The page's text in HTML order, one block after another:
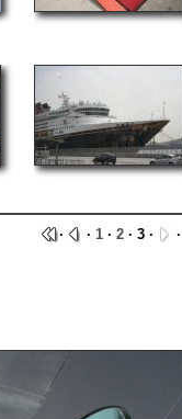
· · 1 · 2 · 3 · ·